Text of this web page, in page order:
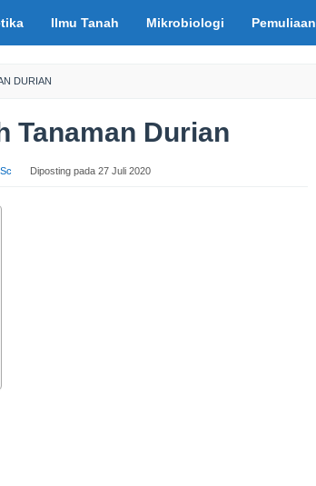
Ilmu Tanah Mikrobiologi Pemuliaan
DURIAN
Tanaman Durian
Diposting pada 27 Juli 2020